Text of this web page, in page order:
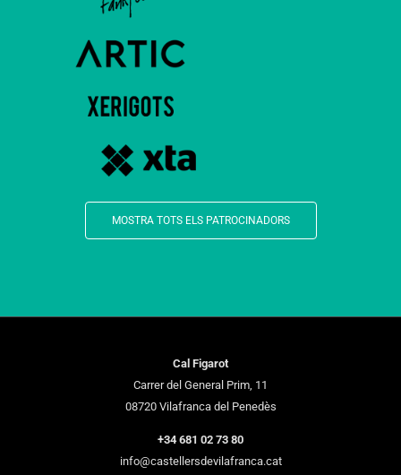
MOSTRA TOTS ELS PATROCINADORS
Cal Figarot
Carrer del General Prim, 11
08720 Vilafranca del Penedès
+34 681 02 73 80
info@castellersdevilafranca.cat